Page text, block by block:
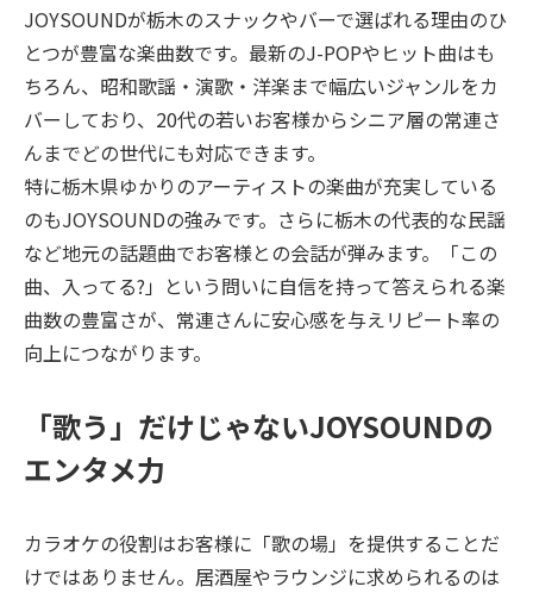
JOYSOUNDが栃木のスナックやバーで選ばれる理由のひ
とつが豊富な楽曲数です。最新のJ-POPやヒット曲はも
ちろん、昭和歌謡・演歌・洋楽まで幅広いジャンルをカ
バーしており、20代の若いお客様からシニア層の常連さ
んまでどの世代にも対応できます。
特に栃木県ゆかりのアーティストの楽曲が充実している
のもJOYSOUNDの強みです。さらに栃木の代表的な民謡
など地元の話題曲でお客様との会話が弾みます。「この
曲、入ってる?」という問いに自信を持って答えられる楽
曲数の豊富さが、常連さんに安心感を与えリピート率の
向上につながります。
「歌う」だけじゃないJOYSOUNDの
エンタメ力
カラオケの役割はお客様に「歌の場」を提供することだ
けではありません。居酒屋やラウンジに求められるのは